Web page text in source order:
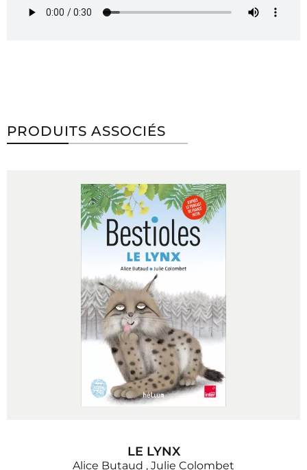
PRODUITS ASSOCIÉS
LE LYNX
Alice Butaud , Julie Colombet